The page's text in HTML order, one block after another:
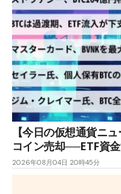
【今日の仮想通貨ニ
コイン売却──ETF資
2026年08月04日 20時45分